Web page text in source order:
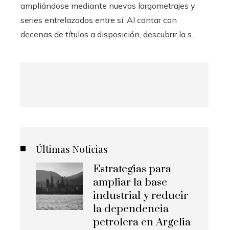
ampliándose mediante nuevos largometrajes y
series entrelazados entre sí. Al contar con
decenas de títulos a disposición, descubrir la s...
Últimas Noticias
Estrategias para
ampliar la base
industrial y reducir
la dependencia
petrolera en Argelia